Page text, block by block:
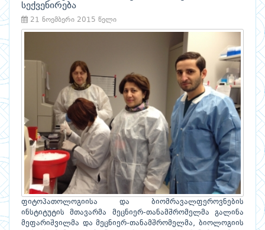
სექვენირება
21 ნოემბერი 2015 წელი
ფიტოპათოლოგიისა და ბიომრავალფეროვნების
ინსტიტუტის მთავარმა მეცნიერ-თანამშრომელმა გალინა
მეფარიშვილმა და მეცნიერ-თანამშრომელმა, ბიოლოგიის